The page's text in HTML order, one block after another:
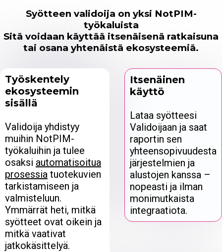
Syötteen validoija on yksi NotPIM-
työkaluista
Sitä voidaan käyttää itsenäisenä ratkaisuna
tai osana yhtenäistä ekosysteemiä.
Työskentely
ekosysteemin
sisällä
Validoija yhdistyy
muihin NotPIM-
työkaluihin ja tulee
osaksi automatisoitua
prosessia tuotekuvien
tarkistamiseen ja
valmisteluun.
Ymmärrät heti, mitkä
syötteet ovat oikein ja
mitkä vaativat
jatkokäsittelyä.
Itsenäinen
käyttö
Lataa syötteesi
Validoijaan ja saat
raportin sen
yhteensopivuudesta
järjestelmien ja
alustojen kanssa –
nopeasti ja ilman
monimutkaista
integraatiota.